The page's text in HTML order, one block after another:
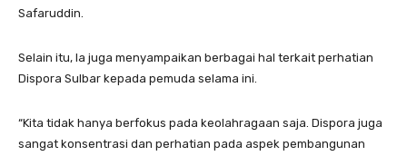
Safaruddin.
Selain itu, Ia juga menyampaikan berbagai hal terkait perhatian
Dispora Sulbar kepada pemuda selama ini.
“Kita tidak hanya berfokus pada keolahragaan saja. Dispora juga
sangat konsentrasi dan perhatian pada aspek pembangunan